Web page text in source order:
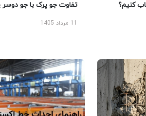
کنیم؟ تفاوت جو پرک با جو دوسر